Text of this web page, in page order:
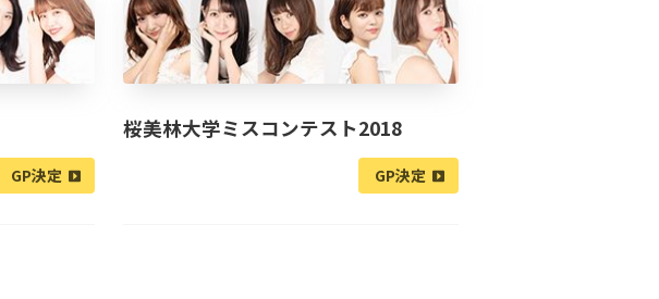
GP決定
桜美林大学ミスコンテスト2018
GP決定